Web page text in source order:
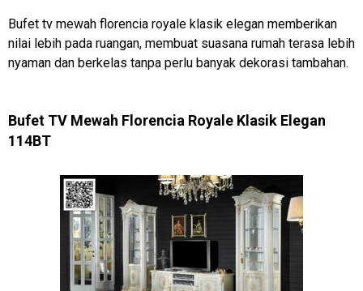
Bufet tv mewah florencia royale klasik elegan memberikan
nilai lebih pada ruangan, membuat suasana rumah terasa lebih
nyaman dan berkelas tanpa perlu banyak dekorasi tambahan.
Bufet TV Mewah Florencia Royale Klasik Elegan
114BT